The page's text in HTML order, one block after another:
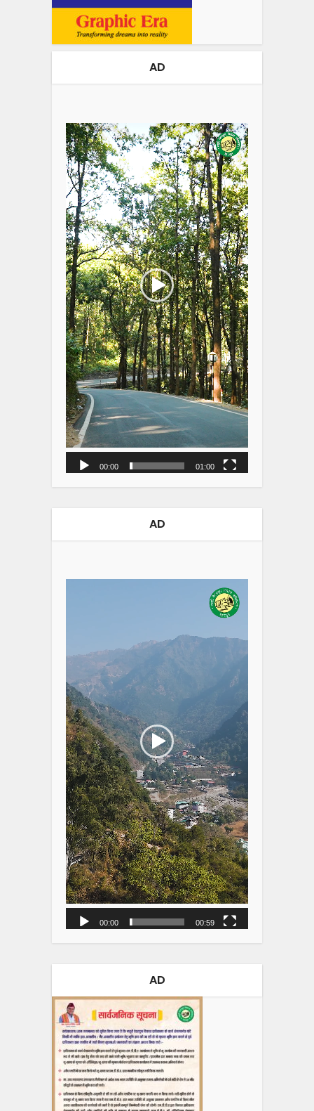
AD
00:00 01:00
AD
00:00 00:59
AD